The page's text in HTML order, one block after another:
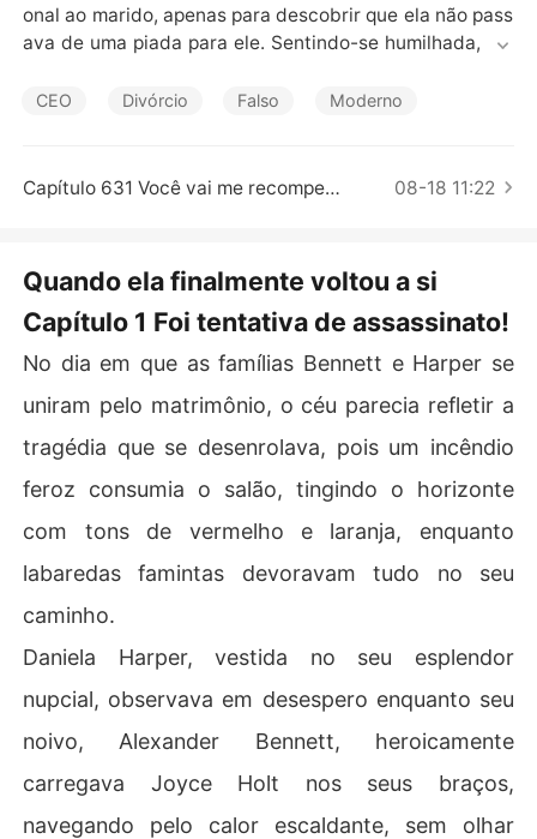
Contos Curtos
onal ao marido, apenas para descobrir que ela não pass
ava de uma piada para ele. Sentindo-se humilhada, ela
r requisitada e uma magnata da mineração, destacando
o por perdão e por outra chance. No entanto, ela, agora
amada pelo famoso senhor Phillips, apenas olhou para
CEO Divórcio Falso Moderno
Capítulo 631 Você vai me recompensar de novo 08-18 11:22
Quando ela finalmente voltou a si
Capítulo 1 Foi tentativa de assassinato!
No dia em que as famílias Bennett e Harper se
uniram pelo matrimônio, o céu parecia refletir a
tragédia que se desenrolava, pois um incêndio
feroz consumia o salão, tingindo o horizonte
com tons de vermelho e laranja, enquanto
labaredas famintas devoravam tudo no seu
caminho.
Daniela Harper, vestida no seu esplendor
nupcial, observava em desespero enquanto seu
noivo, Alexander Bennett, heroicamente
carregava Joyce Holt nos seus braços,
navegando pelo calor escaldante, sem olhar